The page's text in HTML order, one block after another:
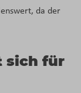
da der
sich für